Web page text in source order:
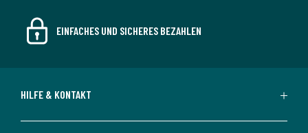
EINFACHES UND SICHERES BEZAHLEN
HILFE & KONTAKT